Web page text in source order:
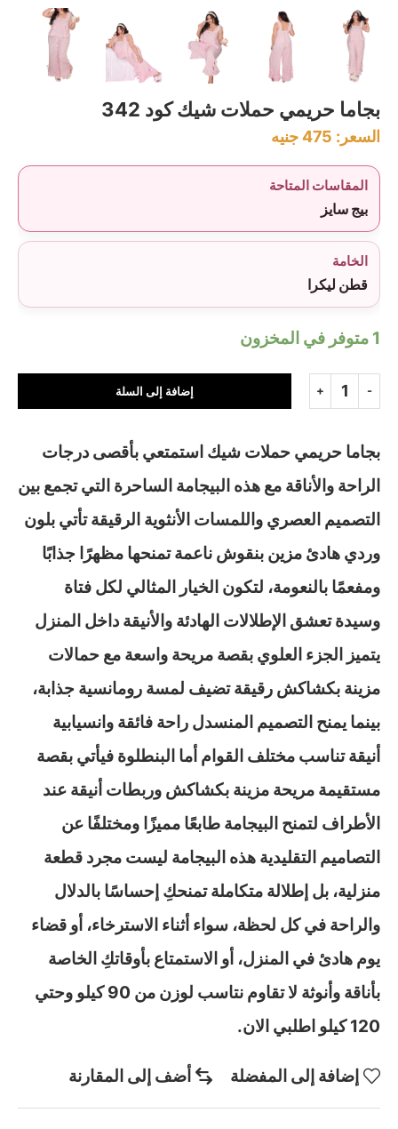
بجاما حريمي حملات شيك كود 342
السعر: 475جنيه
المقاسات المتاحة
بيج سايز
الخامة
قطن ليكرا
1 متوفر في المخزون
إضافة إلى السلة
بجاما حريمي حملات شيك استمتعي بأقصى درجات
الراحة والأناقة مع هذه البيجامة الساحرة التي تجمع بين
التصميم العصري واللمسات الأنثوية الرقيقة تأتي بلون
وردي هادئ مزين بنقوش ناعمة تمنحها مظهرًا جذابًا
ومفعمًا بالنعومة، لتكون الخيار المثالي لكل فتاة
وسيدة تعشق الإطلالات الهادئة والأنيقة داخل المنزل
يتميز الجزء العلوي بقصة مريحة واسعة مع حمالات
مزينة بكشاكش رقيقة تضيف لمسة رومانسية جذابة،
بينما يمنح التصميم المنسدل راحة فائقة وانسيابية
أنيقة تناسب مختلف القوام أما البنطلوة فيأتي بقصة
مستقيمة مريحة مزينة بكشاكش وربطات أنيقة عند
الأطراف لتمنح البيجامة طابعًا مميزًا ومختلفًا عن
التصاميم التقليدية هذه البيجامة ليست مجرد قطعة
منزلية، بل إطلالة متكاملة تمنحكِ إحساسًا بالدلال
والراحة في كل لحظة، سواء أثناء الاسترخاء، أو قضاء
يوم هادئ في المنزل، أو الاستمتاع بأوقاتكِ الخاصة
بأناقة وأنوثة لا تقاوم نتاسب لوزن من 90 كيلو وحتي
120 كيلو اطلبي الان.
إضافة إلى المفضلة أضف إلى المقارنة